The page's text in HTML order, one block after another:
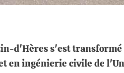
d'Hères s'est
en ingénierie civile de